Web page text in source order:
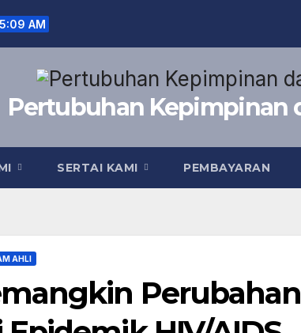
AM
Pertubuhan Kepimpinan
SERTAI KAMI PEMBAYARAN
AHLI